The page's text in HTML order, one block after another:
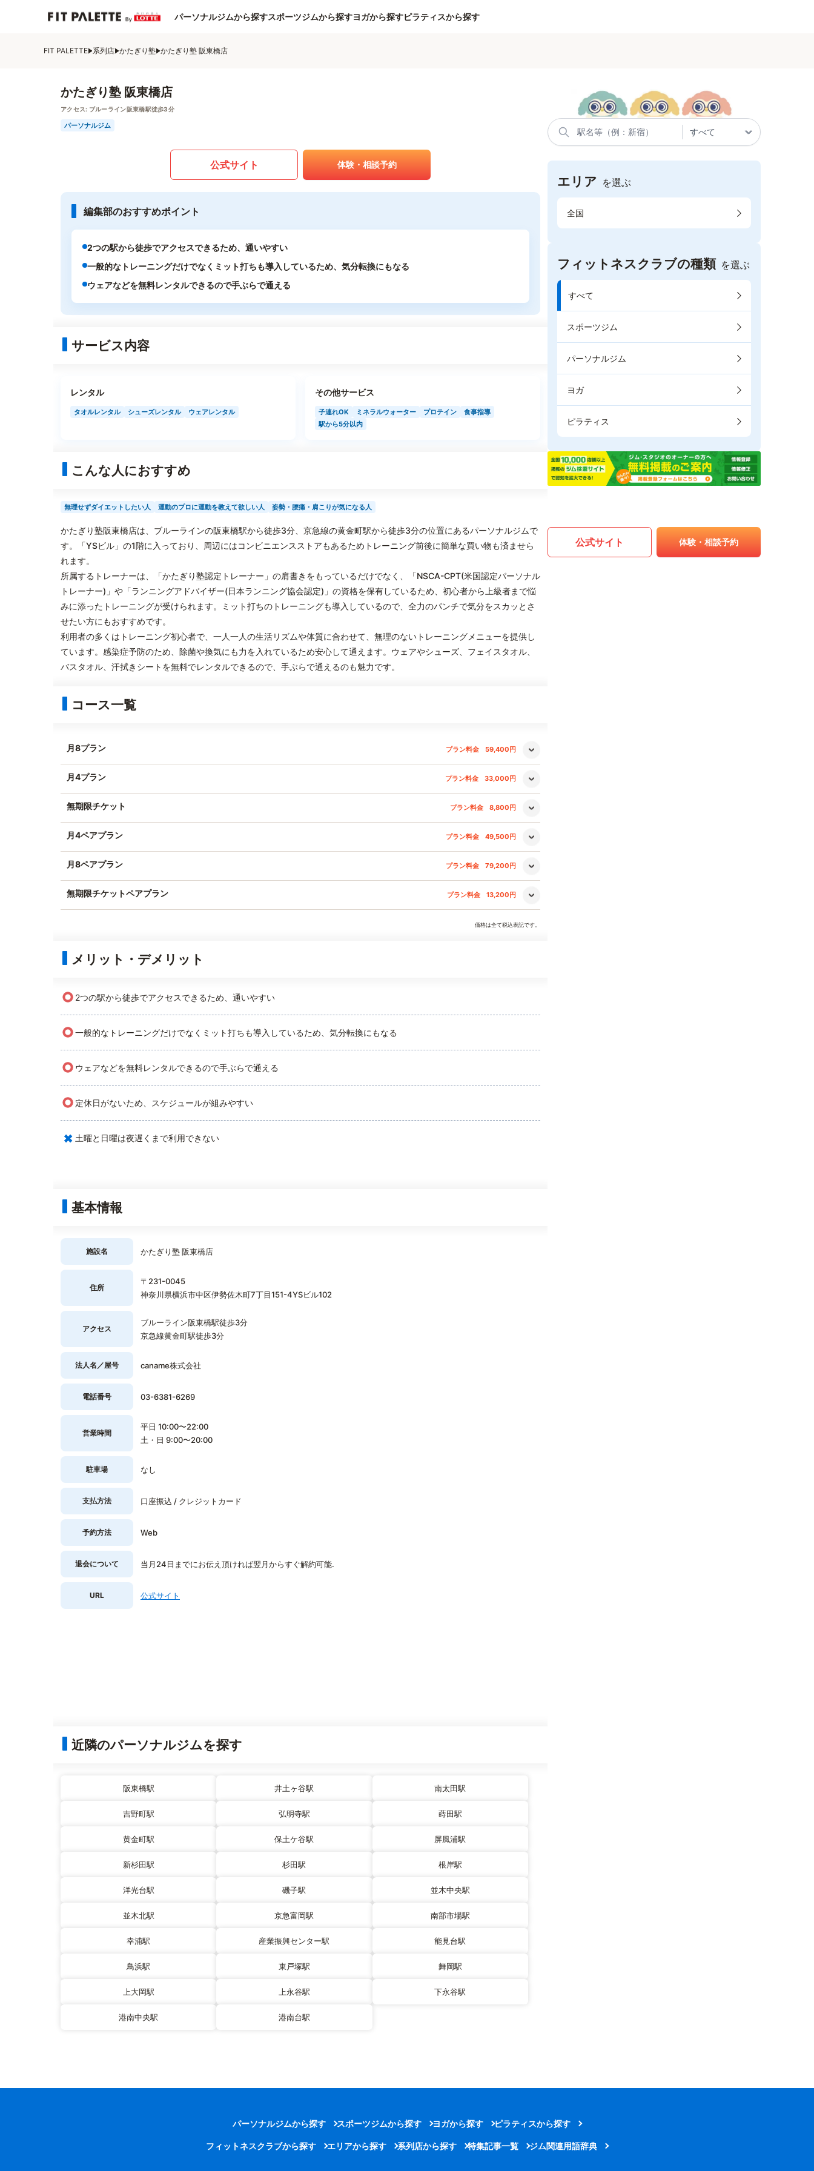
パーソナルジムから探すスポーツジムから探すヨガから探すピラティスから探す
FIT PALETTE 系列店 かたぎり塾 かたぎり塾 阪東橋店
かたぎり塾 阪東橋店
アクセス: ブルーライン阪東橋駅徒歩3分
パーソナルジム
公式サイト 体験・相談予約
編集部のおすすめポイント
2つの駅から徒歩でアクセスできるため、通いやすい
一般的なトレーニングだけでなくミット打ちも導入しているため、気分転換にもなる
ウェアなどを無料レンタルできるので手ぶらで通える
サービス内容
レンタル
タオルレンタル シューズレンタル ウェアレンタル
その他サービス
子連れOK ミネラルウォーター プロテイン
食事指導
駅から5分以内
こんな人におすすめ
無理せずダイエットしたい人 運動のプロに運動を教えて欲しい人 姿勢・腰痛・肩こりが気になる人
かたぎり塾阪東橋店は、ブルーラインの阪東橋駅から徒歩3分、京急線の黄金町駅から徒歩3分の位置にあるパーソナルジムで
す。「YSビル」の1階に入っており、周辺にはコンビニエンスストアもあるためトレーニング前後に簡単な買い物も済ませら
れます。
所属するトレーナーは、「かたぎり塾認定トレーナー」の肩書きをもっているだけでなく、「NSCA-CPT(米国認定パーソナル
トレーナー)」や「ランニングアドバイザー(日本ランニング協会認定)」の資格を保有しているため、初心者から上級者まで悩
みに添ったトレーニングが受けられます。ミット打ちのトレーニングも導入しているので、全力のパンチで気分をスカッとさ
せたい方にもおすすめです。
利用者の多くはトレーニング初心者で、一人一人の生活リズムや体質に合わせて、無理のないトレーニングメニューを提供し
ています。感染症予防のため、除菌や換気にも力を入れているため安心して通えます。ウェアやシューズ、フェイスタオル、
バスタオル、汗拭きシートを無料でレンタルできるので、手ぶらで通えるのも魅力です。
コース一覧
月8プラン プラン料金 59,400円
月4プラン プラン料金 33,000円
無期限チケット プラン料金 8,800円
月4ペアプラン プラン料金 49,500円
月8ペアプラン プラン料金 79,200円
無期限チケットペアプラン プラン料金 13,200円
価格は全て税込表記です。
メリット・デメリット
○ 2つの駅から徒歩でアクセスできるため、通いやすい
○一般的なトレーニングだけでなくミット打ちも導入しているため、気分転換にもなる
○ ウェアなどを無料レンタルできるので手ぶらで通える
○ 定休日がないため、スケジュールが組みやすい
× 土曜と日曜は夜遅くまで利用できない
基本情報
施設名 かたぎり塾 阪東橋店
住所
〒231-0045
神奈川県横浜市中区伊勢佐木町7丁目151-4YSビル102
アクセス
ブルーライン阪東橋駅徒歩3分
京急線黄金町駅徒歩3分
法人名／屋号 caname株式会社
電話番号 03-6381-6269
営業時間
平日 10:00〜22:00
土・日 9:00〜20:00
駐車場 なし
支払方法 口座振込 / クレジットカード
予約方法 Web
退会について 当月24日までにお伝え頂ければ翌月からすぐ解約可能.
URL 公式サイト
近隣のパーソナルジムを探す
阪東橋駅 井土ヶ谷駅 南太田駅
吉野町駅 弘明寺駅 蒔田駅
黄金町駅 保土ケ谷駅 屏風浦駅
新杉田駅 杉田駅 根岸駅
洋光台駅 磯子駅 並木中央駅
並木北駅 京急富岡駅 南部市場駅
幸浦駅 産業振興センター駅 能見台駅
鳥浜駅 東戸塚駅 舞岡駅
上大岡駅 上永谷駅 下永谷駅
港南中央駅 港南台駅
エリア を選ぶ
全国
フィットネスクラブの種類 を選ぶ
すべて
スポーツジム
パーソナルジム
ヨガ
ピラティス
公式サイト 体験・相談予約
パーソナルジムから探す スポーツジムから探す ヨガから探す ピラティスから探す
フィットネスクラブから探す エリアから探す 系列店から探す 特集記事一覧 ジム関連用語辞典